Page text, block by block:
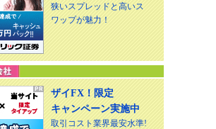
狭いスプレッドと高いス
ワップが魅力！
ザイFX！限定
キャンペーン実施中
取引コスト業界最安水準!